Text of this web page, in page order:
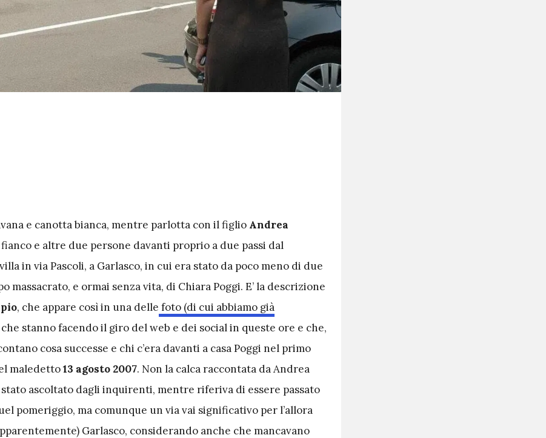
e canotta bianca, mentre parlotta con il figlio Andrea
fianco e altre due persone davanti proprio a due passi dal
in via Pascoli, a Garlasco, in cui era stato da poco meno di due
massacrato, e ormai senza vita, di Chiara Poggi. E’ la descrizione
, che appare così in una delle foto (di cui abbiamo già
che stanno facendo il giro del web e dei social in queste ore e che,
cosa successe e chi c’era davanti a casa Poggi nel primo
maledetto13 agosto 2007. Non la calca raccontata da Andrea
stato ascoltato dagli inquirenti, mentre riferiva di essere passato
pomeriggio, ma comunque un via vai significativo per l’allora
Garlasco, considerando anche che mancavano